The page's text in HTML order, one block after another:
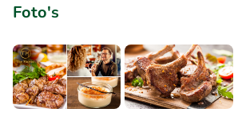
Foto's